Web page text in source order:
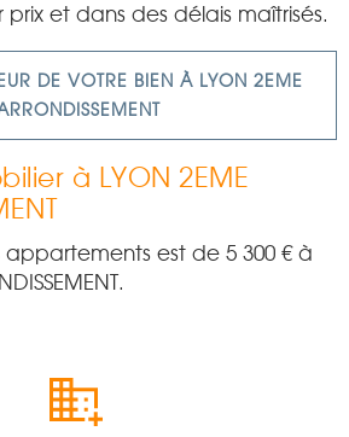
et dans des délais maîtrisés.
DE VOTRE BIEN À LYON 2EME
à LYON 2EME
appartements est de 5 300 € à